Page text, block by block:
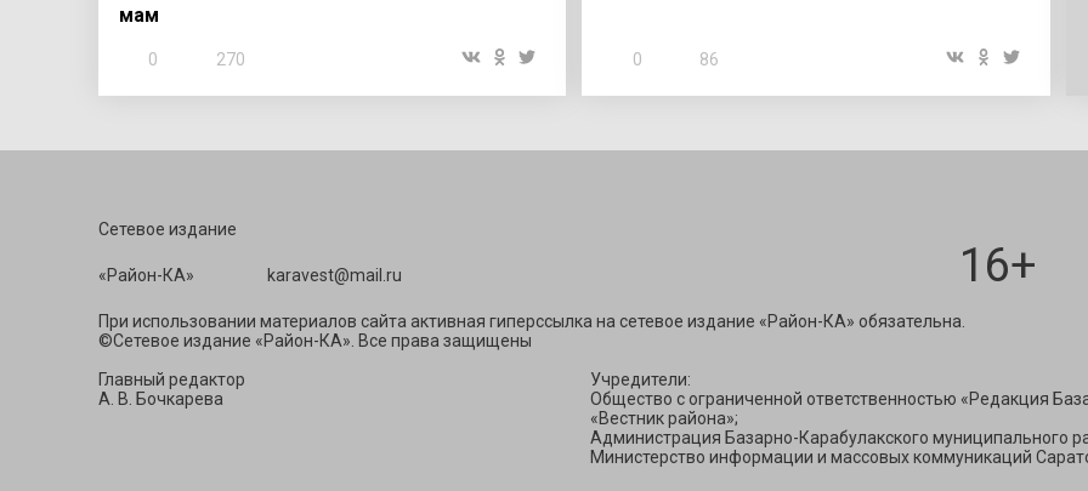
мам
0 270 0 86
Сетевое издание
«Район-КА» karavest@mail.ru 16+
При использовании материалов сайта активная гиперссылка на сетевое издание «Район-КА» обязательна.
©Сетевое издание «Район-КА». Все права защищены
Главный редактор
А. В. Бочкарева
Учредители:
Общество с ограниченной ответственностью «Редакция
«Вестник района»;
Администрация Базарно-Карабулакского муниципального
Министерство информации и массовых коммуникаций